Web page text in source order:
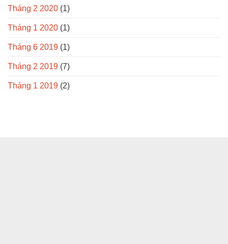
Tháng 2 2020 (1)
Tháng 1 2020 (1)
Tháng 6 2019 (1)
Tháng 2 2019 (7)
Tháng 1 2019 (2)